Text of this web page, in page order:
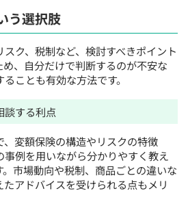
う選択肢
ク、税制など、検討すべきポイント
、自分だけで判断するのが不安な
ことも有効な方法です。
談する利点
変額保険の構造やリスクの特徴
例を用いながら分かりやすく教え
市場動向や税制、商品ごとの違いな
アドバイスを受けられる点もメリ